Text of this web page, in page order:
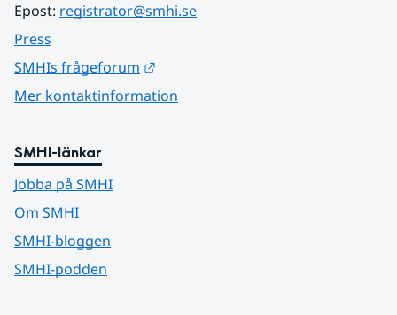
Epost: registrator@smhi.se
Press
SMHIs frågeforum
Mer kontaktinformation
SMHI-länkar
Jobba på SMHI
Om SMHI
SMHI-bloggen
SMHI-podden